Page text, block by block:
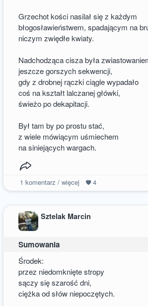
Grzechot kości nasilał się z każdym
błogosławieństwem, spadającym na
niczym zwiędłe kwiaty.
Nadchodząca cisza była
jeszcze gorszych sekwencji,
gdy z drobnej rączki ciągle wypadało
coś na kształt lalczanej główki,
świeżo po dekapitacji.
Był tam by po prostu stać,
z wiele mówiącym uśmiechem
na siniejących wargach.
1 komentarz / więcej 4
Sztelak Marcin
Sumowania
Środek:
przez niedomknięte stropy
sączy się szarość dni,
ciężka od słów niepoczętych.